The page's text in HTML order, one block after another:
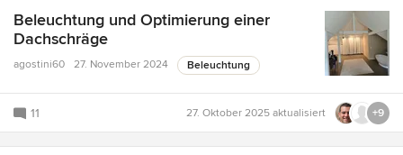
Beleuchtung und Optimierung einer
Dachschräge
agostini60 27. November 2024 Beleuchtung
11 27. Oktober 2025 aktualisiert +9